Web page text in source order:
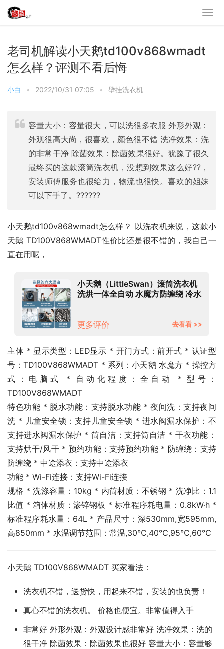
老司机解读小天鹅td100v868wmadt
怎么样？评测不看后悔
小白 • 2022/10/31 07:05 • 壁挂洗衣机
容量大小：容量很大，可以洗很多衣服 外形外观：
外观很高大尚，很喜欢，颜色很不错 洗净效果：洗
的非常干净 除菌效果：除菌效果很好。犹豫了很久
最终买的这款滚筒洗衣机，没想到效果这么好??，
安装师傅服务也很给力，物流也很快。喜欢的姐妹
可以下手了。??????
小天鹅td100v868wmadt怎么样？ 以洗衣机来说，这款小
天鹅 TD100V868WMADT性价比还是很不错的，我自己一
直在用呢，
小天鹅（LittleSwan）滚筒洗衣机
洗烘一体全自动 水魔方防缠绕 冷水
更多评价
去看看 >>
主体 * 显示类型：LED显示 * 开门方式：前开式 * 认证型
号：TD100V868WMADT * 系列：小天鹅 水魔方 * 操控方
式：电脑式 * 自动化程度：全自动 * 型号：
TD100V868WMADT
特色功能 * 脱水功能：支持脱水功能 * 夜间洗：支持夜间
洗 * 儿童安全锁：支持儿童安全锁 * 进水阀漏水保护：不
支持进水阀漏水保护 * 筒自洁：支持筒自洁 * 干衣功能：
支持烘干/风干 * 预约功能：支持预约功能 * 防缠绕：支持
防缠绕 * 中途添衣：支持中途添衣
功能 * Wi-Fi连接：支持Wi-Fi连接
规格 * 洗涤容量：10kg * 内筒材质：不锈钢 * 洗净比：1.1
比值 * 箱体材质：渗锌钢板 * 标准程序耗电量：0.8kW·h *
标准程序耗水量：64L * 产品尺寸：深530mm,宽595mm,
高850mm * 水温调节范围：常温,30℃,40℃,95℃,60℃
小天鹅 TD100V868WMADT 买家看法：
洗衣机不错，送货快，用起来不错，安装的也负责！
真心不错的洗衣机。 价格也便宜。非常值得入手
非常好 外形外观：外观设计感非常好 洗净效果：洗的
很干净 除菌效果：除菌效果也很好 容量大小：容量够